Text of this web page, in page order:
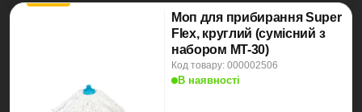
Моп для прибирання Super
Flex, круглий (сумісний з
набором MT-30)
Код товару: 000002506
В наявності